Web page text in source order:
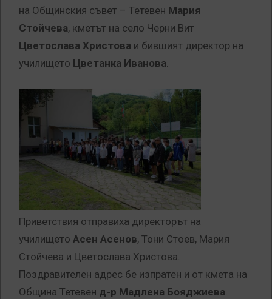
на Общинския съвет – Тетевен Мария
Стойчева, кметът на село Черни Вит
Цветослава Христова и бившият директор на
училището Цветанка Иванова.
Приветствия отправиха директорът на
училището Асен Асенов, Тони Стоев, Мария
Стойчева и Цветослава Христова.
Поздравителен адрес бе изпратен и от кмета на
Община Тетевен д-р Мадлена Бояджиева.